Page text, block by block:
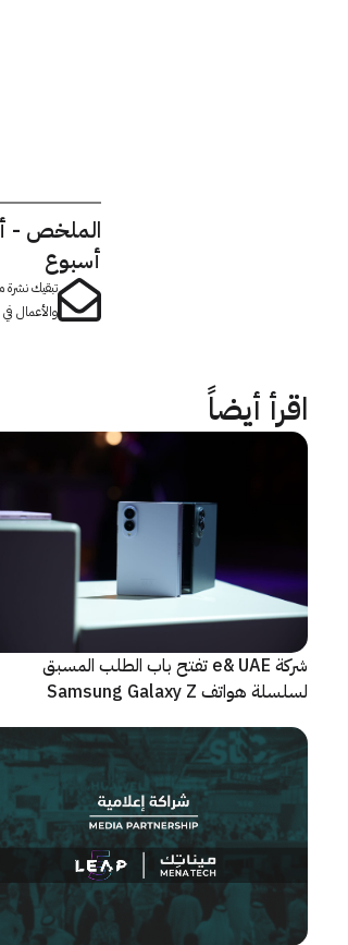
الملخص -
أسبوع
تبقيك نشرة
والأعمال
اقرأ أيضاً
شركة e& UAE تفتح باب الطلب المسبق
لسلسلة هواتف Samsung Galaxy Z